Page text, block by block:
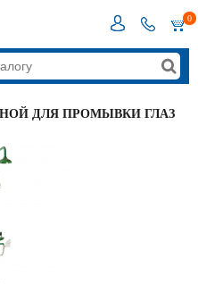
0
ДЛЯ ПРОМЫВКИ ГЛАЗ